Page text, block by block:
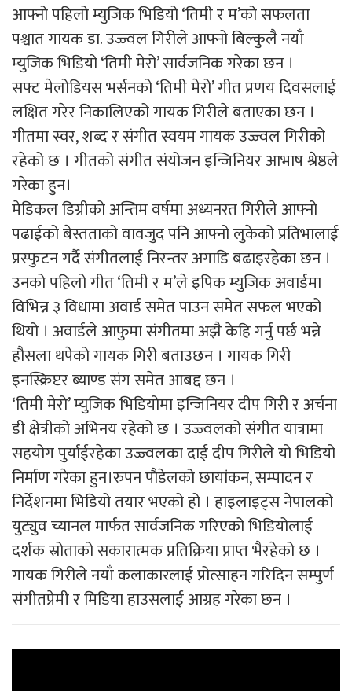
आफ्नो पहिलो म्युजिक भिडियो ‘तिमी र म’को सफलता
पश्चात गायक डा. उज्ज्वल गिरीले आफ्नो बिल्कुलै नयाँ
म्युजिक भिडियो ‘तिमी मेरो’ सार्वजनिक गरेका छन ।
सफ्ट मेलोडियस भर्सनको ‘तिमी मेरो’ गीत प्रणय दिवसलाई
लक्षित गरेर निकालिएको गायक गिरीले बताएका छन ।
गीतमा स्वर, शब्द र संगीत स्वयम गायक उज्ज्वल गिरीको
रहेको छ । गीतको संगीत संयोजन इन्जिनियर आभाष श्रेष्ठले
गरेका हुन।
मेडिकल डिग्रीको अन्तिम वर्षमा अध्यनरत गिरीले आफ्नो
पढाईको बेस्तताको वावजुद पनि आफ्नो लुकेको प्रतिभालाई
प्रस्फुटन गर्दै संगीतलाई निरन्तर अगाडि बढाइरहेका छन ।
उनको पहिलो गीत ‘तिमी र म’ले इपिक म्युजिक अवार्डमा
विभिन्न ३ विधामा अवार्ड समेत पाउन समेत सफल भएको
थियो । अवार्डले आफुमा संगीतमा अझै केहि गर्नु पर्छ भन्ने
हौसला थपेको गायक गिरी बताउछन । गायक गिरी
इनस्क्रिप्टर ब्याण्ड संग समेत आबद्द छन ।
‘तिमी मेरो’ म्युजिक भिडियोमा इन्जिनियर दीप गिरी र अर्चना
डी क्षेत्रीको अभिनय रहेको छ । उज्ज्वलको संगीत यात्रामा
सहयोग पुर्याईरहेका उज्ज्वलका दाई दीप गिरीले यो भिडियो
निर्माण गरेका हुन।रुपन पौडेलको छायांकन, सम्पादन र
निर्देशनमा भिडियो तयार भएको हो । हाइलाइट्स नेपालको
युट्युव च्यानल मार्फत सार्वजनिक गरिएको भिडियोलाई
दर्शक स्रोताको सकारात्मक प्रतिक्रिया प्राप्त भैरहेको छ ।
गायक गिरीले नयाँ कलाकारलाई प्रोत्साहन गरिदिन सम्पुर्ण
संगीतप्रेमी र मिडिया हाउसलाई आग्रह गरेका छन ।